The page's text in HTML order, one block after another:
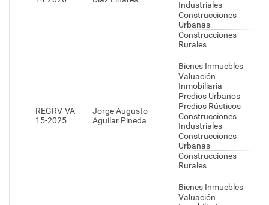
Industriales
Construcciones
Urbanas
Construcciones
Rurales
REGRV-VA-
15-2025
Jorge Augusto
Aguilar Pineda
Bienes Inmuebles
Valuación
Inmobiliaria
Predios Urbanos
Predios Rústicos
Construcciones
Industriales
Construcciones
Urbanas
Construcciones
Rurales
Bienes Inmuebles
Valuación